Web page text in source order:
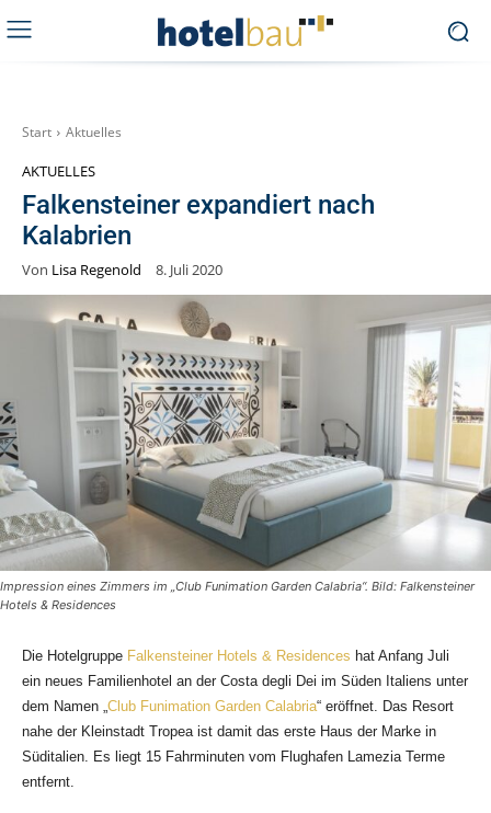
Start Aktuelles
AKTUELLES
Falkensteiner expandiert nach
Kalabrien
Von Lisa Regenold 8. Juli 2020
Impression eines Zimmers im „Club Funimation Garden Calabria“. Bild: Falkensteiner
Hotels & Residences
Die Hotelgruppe Falkensteiner Hotels & Residences hat Anfang Juli
ein neues Familienhotel an der Costa degli Dei im Süden Italiens unter
dem Namen „ Club Funimation Garden Calabria“ eröffnet. Das Resort
nahe der Kleinstadt Tropea ist damit das erste Haus der Marke in
Süditalien. Es liegt 15 Fahrminuten vom Flughafen Lamezia Terme
entfernt.